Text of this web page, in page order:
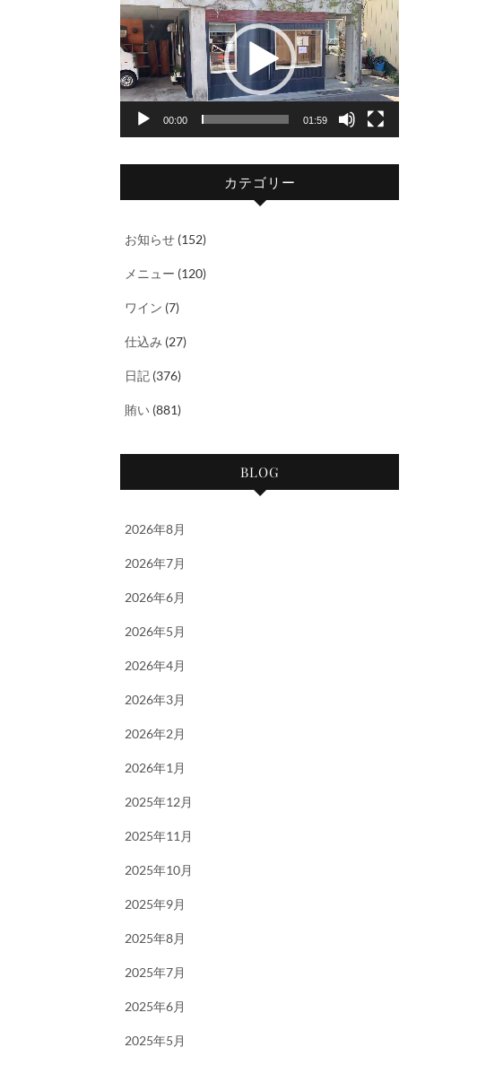
画
プ
レ
ー
ヤ
00:00 01:59
カテゴリー
お知らせ (152)
メニュー (120)
ワイン (7)
仕込み (27)
日記 (376)
賄い (881)
BLOG
2026年8月
2026年7月
2026年6月
2026年5月
2026年4月
2026年3月
2026年2月
2026年1月
2025年12月
2025年11月
2025年10月
2025年9月
2025年8月
2025年7月
2025年6月
2025年5月